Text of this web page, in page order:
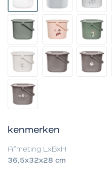
kenmerken
Afmeting LxBxH
36,5x32x28 cm